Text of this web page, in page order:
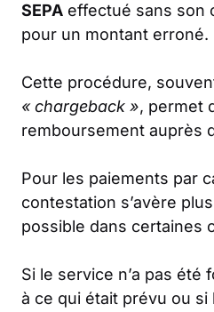
SEPA effectué sans son
pour un montant erroné.
Cette procédure,
« chargeback », permet
remboursement auprès
Pour les paiements par
contestation s’avère
possible dans certaines
Si le service n’a pas
à ce qui était prévu ou